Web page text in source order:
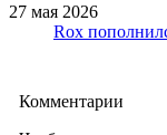
27 мая 2026
Rox
Комментарии